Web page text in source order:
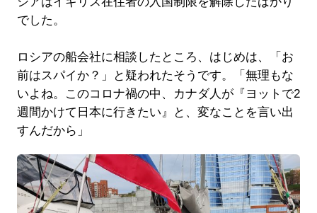
でした。
ロシアの船会社に相談したところ、はじめは、「お
前はスパイか？」と疑われたそうです。「無理もな
いよね。このコロナ禍の中、カナダ人が『ヨットで2
週間かけて日本に行きたい』と、変なことを言い出
すんだから」